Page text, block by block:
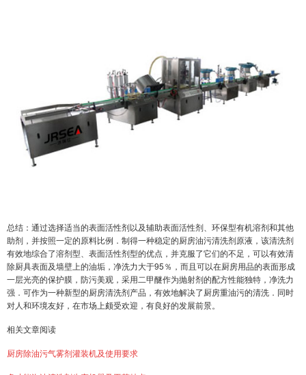
总结：通过选择适当的表面活性剂以及辅助表面活性剂、环保型有机溶剂和其他
助剂，并按照一定的原料比例．制得一种稳定的厨房油污清洗剂原液，该清洗剂
有效地综合了溶剂型、表面活性剂型的优点，并克服了它们的不足，可以有效清
除厨具表面及墙壁上的油垢，净洗力大于95％，而且可以在厨房用品的表面形成
一层光亮的保护膜，防污美观，采用二甲醚作为抛射剂的配方性能独特，净洗力
强．可作为一种新型的厨房清洗剂产品，有效地解决了厨房重油污的清洗．同时
对人和环境友好，在市场上颇受欢迎，有良好的发展前景。
相关文章阅读
厨房除油污气雾剂灌装机及使用要求